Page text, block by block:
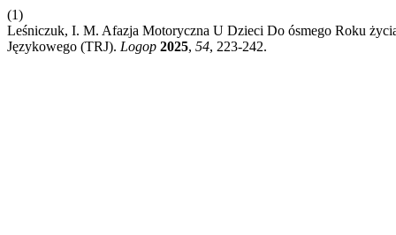
(1)
Leśniczuk, I. M. Afazja Motoryczna U Dzieci Do ósmego Roku
Językowego (TRJ). Logop 2025, 54, 223-242.